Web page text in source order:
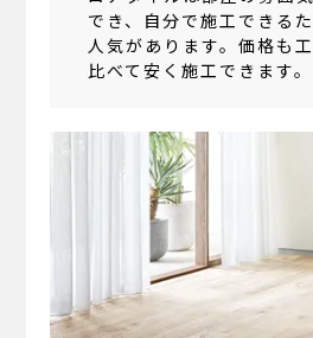
でき、自分で施工できる
人気があります。価格も
比べて安く施工できます。